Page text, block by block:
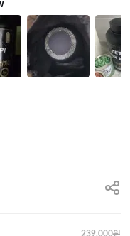
239,000원